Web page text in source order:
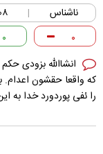
ناشناس |
۰ ۰
انشاالله بزودی
که واقعا حقشون
را ئفی پوردورد خدا به